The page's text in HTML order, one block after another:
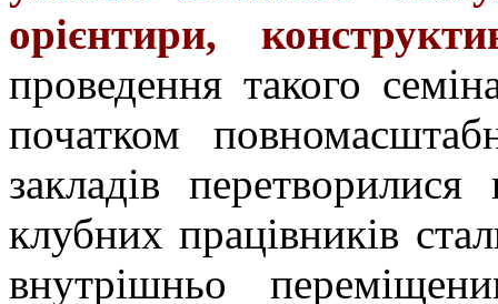
орієнтири,
проведення такого
початком
закладів
клубних працівників
внутрішньо